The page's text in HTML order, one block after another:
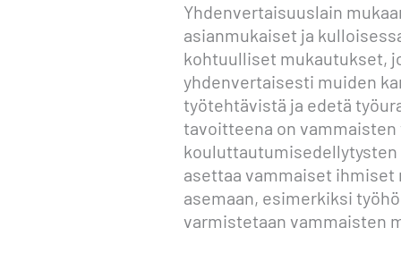
Yhdenvertaisuuslain
asianmukaiset ja
kohtuulliset mukautukset,
yhdenvertaisesti muiden
työtehtävistä ja edetä
tavoitteena on
kouluttautumisedellytysten
asettaa vammaiset
asemaan, esimerkiksi
varmistetaan vammaisten